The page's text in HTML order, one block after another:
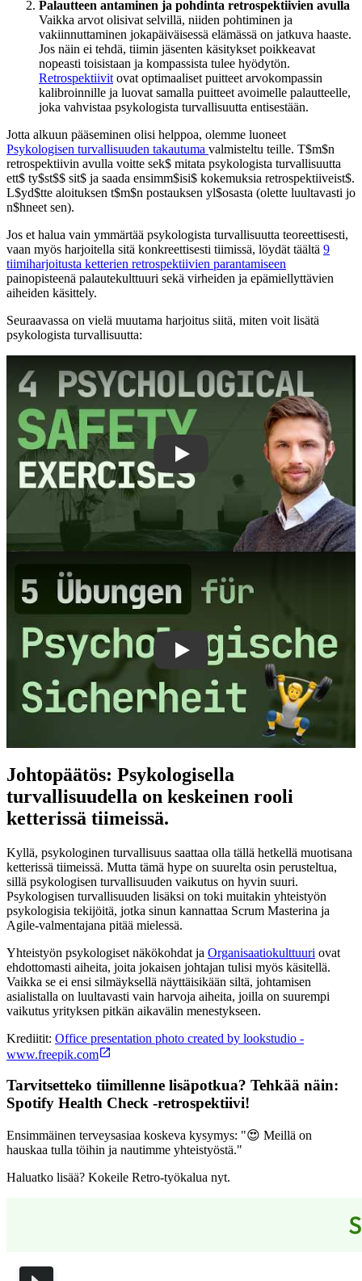
Palautteen antaminen ja pohdinta retrospektiivien avulla
Vaikka arvot olisivat selvillä, niiden pohtiminen ja
vakiinnuttaminen jokapäiväisessä elämässä on jatkuva haaste.
Jos näin ei tehdä, tiimin jäsenten käsitykset poikkeavat
nopeasti toisistaan ja kompassista tulee hyödytön.
Retrospektiivit ovat optimaaliset puitteet arvokompassin
kalibroinnille ja luovat samalla puitteet avoimelle palautteelle,
joka vahvistaa psykologista turvallisuutta entisestään.
Jotta alkuun pääseminen olisi helppoa, olemme luoneet
Psykologisen turvallisuuden takautuma valmisteltu teille. T$m$n
retrospektiivin avulla voitte sek$ mitata psykologista turvallisuutta
ett$ ty$st$$ sit$ ja saada ensimm$isi$ kokemuksia retrospektiiveist$.
L$yd$tte aloituksen t$m$n postauksen yl$osasta (olette luultavasti jo
n$hneet sen).
Jos et halua vain ymmärtää psykologista turvallisuutta teoreettisesti,
vaan myös harjoitella sitä konkreettisesti tiimissä, löydät täältä 9
tiimiharjoitusta ketterien retrospektiivien parantamiseen
painopisteenä palautekulttuuri sekä virheiden ja epämiellyttävien
aiheiden käsittely.
Seuraavassa on vielä muutama harjoitus siitä, miten voit lisätä
psykologista turvallisuutta:
Johtopäätös: Psykologisella
turvallisuudella on keskeinen rooli
ketterissä tiimeissä.
Kyllä, psykologinen turvallisuus saattaa olla tällä hetkellä muotisana
ketterissä tiimeissä. Mutta tämä hype on suurelta osin perusteltua,
sillä psykologisen turvallisuuden vaikutus on hyvin suuri.
Psykologisen turvallisuuden lisäksi on toki muitakin yhteistyön
psykologisia tekijöitä, jotka sinun kannattaa Scrum Masterina ja
Agile-valmentajana pitää mielessä.
Yhteistyön psykologiset näkökohdat ja Organisaatiokulttuuri ovat
ehdottomasti aiheita, joita jokaisen johtajan tulisi myös käsitellä.
Vaikka se ei ensi silmäyksellä näyttäisikään siltä, johtamisen
asialistalla on luultavasti vain harvoja aiheita, joilla on suurempi
vaikutus yrityksen pitkän aikavälin menestykseen.
Krediitit: Office presentation photo created by lookstudio -
www.freepik.com
Tarvitsetteko tiimillenne lisäpotkua? Tehkää näin:
Spotify Health Check -retrospektiivi!
Ensimmäinen terveysasiaa koskeva kysymys: "😍 Meillä on
hauskaa tulla töihin ja nautimme yhteistyöstä."
Haluatko lisää? Kokeile Retro-työkalua nyt.